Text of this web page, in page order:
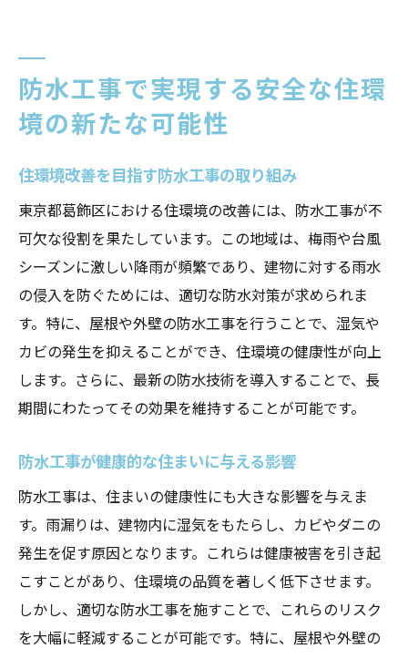
防水工事で実現する安全な住環
境の新たな可能性
住環境改善を目指す防水工事の取り組み
東京都葛飾区における住環境の改善には、防水工事が不
可欠な役割を果たしています。この地域は、梅雨や台風
シーズンに激しい降雨が頻繁であり、建物に対する雨水
の侵入を防ぐためには、適切な防水対策が求められま
す。特に、屋根や外壁の防水工事を行うことで、湿気や
カビの発生を抑えることができ、住環境の健康性が向上
します。さらに、最新の防水技術を導入することで、長
期間にわたってその効果を維持することが可能です。
防水工事が健康的な住まいに与える影響
防水工事は、住まいの健康性にも大きな影響を与えま
す。雨漏りは、建物内に湿気をもたらし、カビやダニの
発生を促す原因となります。これらは健康被害を引き起
こすことがあり、住環境の品質を著しく低下させます。
しかし、適切な防水工事を施すことで、これらのリスク
を大幅に軽減することが可能です。特に、屋根や外壁の